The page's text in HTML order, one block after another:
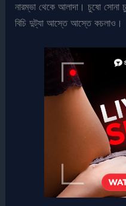
নারম্ভা থেকে আলাদা। চুষো
বিচি দুট্যা আস্তে আস্তে কচলাও।